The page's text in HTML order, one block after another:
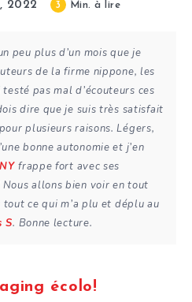
2022 3 Min. à lire
peu plus d’un mois que je
de la firme nippone, les
testé pas mal d’écouteurs ces
dire que je suis très satisfait
plusieurs raisons. Légers,
bonne autonomie et j’en
frappe fort avec ses
Nous allons bien voir en tout
ce qui m’a plu et déplu au
S. Bonne lecture.
écolo!